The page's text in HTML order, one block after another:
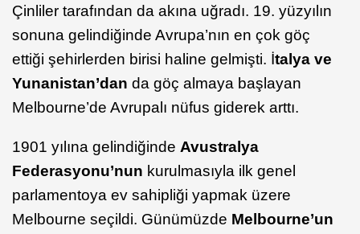
Çinliler tarafından da akına uğradı. 19. yüzyılın
sonuna gelindiğinde Avrupa’nın en çok göç
ettiği şehirlerden birisi haline gelmişti. İtalya ve
Yunanistan’dan da göç almaya başlayan
Melbourne’de Avrupalı nüfus giderek arttı.
1901 yılına gelindiğinde Avustralya
Federasyonu’nun kurulmasıyla ilk genel
parlamentoya ev sahipliği yapmak üzere
Melbourne seçildi. Günümüzde Melbourne’un